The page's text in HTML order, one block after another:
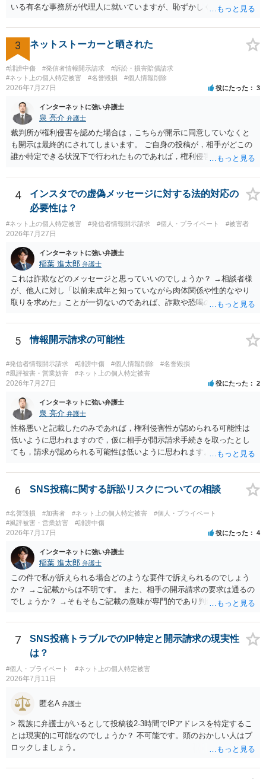
いる有名な事務所が代理人に就いていますが、恥ずかしくないのだろ
3 ネットストーカーと晒された
#誹謗中傷 #発信者情報開示請求
#訴訟・損害賠償請求
#ネット上の個人特定被害
#名誉毀損 #個人情報削除
2026年7月27日 役にたった 3
インターネットに強い弁護士
泉 亮介 弁護士
裁判所が権利侵害を認めた場合は，こちらが開示に同意していなくと
も開示は最終的にされてしまいます。 ご自身の投稿が，相手がどこの
誰か特定できる状況下で行われたものであれば，権利侵害性が認めら
いても，アカウントを特定したうえで，ネットストーカーとして晒し
たのであれば，かかる行為に権利侵害性が認められる可能性はあるで
しょう。
4
インスタでの虚偽メッセージに対する法的対応の
必要性は？
#ネット上の個人特定被害 #発信者情報開示請求 #個人・プライベート #被害者
2026年7月27日
インターネットに強い弁護士
稲葉 進太郎 弁護士
これは詐欺などのメッセージと思っていいのでしょうか？ →相談者様
が、他人に対し「以前未成年と知っていながら肉体関係や性的なやり
取りを求めた」ことが一切ないのであれば、詐欺や恐喝の可能性が高
5 情報開示請求の可能性
#発信者情報開示請求 #誹謗中傷 #個人情報削除
#名誉毀損
#風評被害・営業妨害
#ネット上の個人特定被害
2026年7月27日 役にたった 2
インターネットに強い弁護士
泉 亮介 弁護士
性格悪いと記載したのみであれば，権利侵害性が認められる可能性は
低いように思われますので，仮に相手が開示請求手続きを取ったとし
ても，請求が認められる可能性は低いように思われます。
6 SNS投稿に関する訴訟リスクについての相談
#名誉毀損 #加害者 #ネット上の個人特定被害
#個人・プライベート
#風評被害・営業妨害
#誹謗中傷
2026年7月17日 役にたった 4
インターネットに強い弁護士
稲葉 進太郎 弁護士
この件で私が訴えられる場合どのような要件で訴えられるのでしょう
か？ →ご記載からは不明です。 また、相手の開示請求の要求は通るの
でしょうか？ →そもそもご記載の意味が専門的であり判然としないも
らご相談になることをお勧めいたします。
7
SNS投稿トラブルでのIP特定と開示請求の現実性
は？
#個人・プライベート #ネット上の個人特定被害
2026年7月11日
匿名A 弁護士
> 親族に弁護士がいるとして投稿後2-3時間でIPアドレスを特定するこ
とは現実的に可能なのでしょうか？ 不可能です。頭のおかしい人はブ
ロックしましょう。